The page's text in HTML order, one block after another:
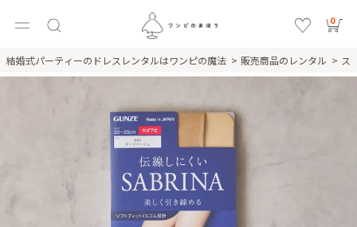
0
結婚式パーティーのドレスレンタルはワンピの魔法 販売商品のレンタル ス